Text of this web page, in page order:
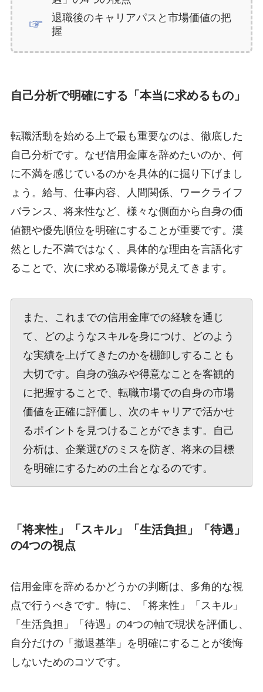
退職後のキャリアパスと市場価値の把
握
自己分析で明確にする「本当に求めるもの」
転職活動を始める上で最も重要なのは、徹底した
自己分析です。なぜ信用金庫を辞めたいのか、何
に不満を感じているのかを具体的に掘り下げまし
ょう。給与、仕事内容、人間関係、ワークライフ
バランス、将来性など、様々な側面から自身の価
値観や優先順位を明確にすることが重要です。漠
然とした不満ではなく、具体的な理由を言語化す
ることで、次に求める職場像が見えてきます。
また、これまでの信用金庫での経験を通じ
て、どのようなスキルを身につけ、どのよう
な実績を上げてきたのかを棚卸しすることも
大切です。自身の強みや得意なことを客観的
に把握することで、転職市場での自身の市場
価値を正確に評価し、次のキャリアで活かせ
るポイントを見つけることができます。自己
分析は、企業選びのミスを防ぎ、将来の目標
を明確にするための土台となるのです。
「将来性」「スキル」「生活負担」「待遇」
の4つの視点
信用金庫を辞めるかどうかの判断は、多角的な視
点で行うべきです。特に、「将来性」「スキル」
「生活負担」「待遇」の4つの軸で現状を評価し、
自分だけの「撤退基準」を明確にすることが後悔
しないためのコツです。